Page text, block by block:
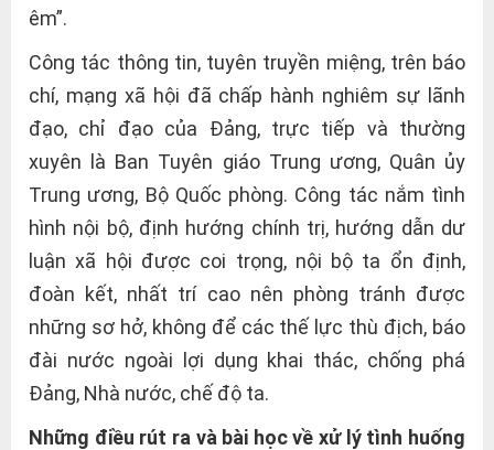
êm”.
Công tác thông tin, tuyên truyền miệng, trên báo
chí, mạng xã hội đã chấp hành nghiêm sự lãnh
đạo, chỉ đạo của Đảng, trực tiếp và thường
xuyên là Ban Tuyên giáo Trung ương, Quân ủy
Trung ương, Bộ Quốc phòng. Công tác nắm tình
hình nội bộ, định hướng chính trị, hướng dẫn dư
luận xã hội được coi trọng, nội bộ ta ổn định,
đoàn kết, nhất trí cao nên phòng tránh được
những sơ hở, không để các thế lực thù địch, báo
đài nước ngoài lợi dụng khai thác, chống phá
Đảng, Nhà nước, chế độ ta.
Những điều rút ra và bài học về xử lý tình huống